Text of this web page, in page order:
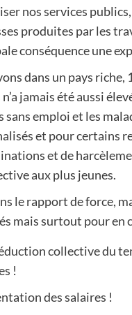
nos services
produites par les
conséquence une
dans un pays
jamais été aussi
emploi et les
et pour certains
et de
aux plus jeunes.
le rapport de force,
mais surtout pour en
collective du
!
des salaires !